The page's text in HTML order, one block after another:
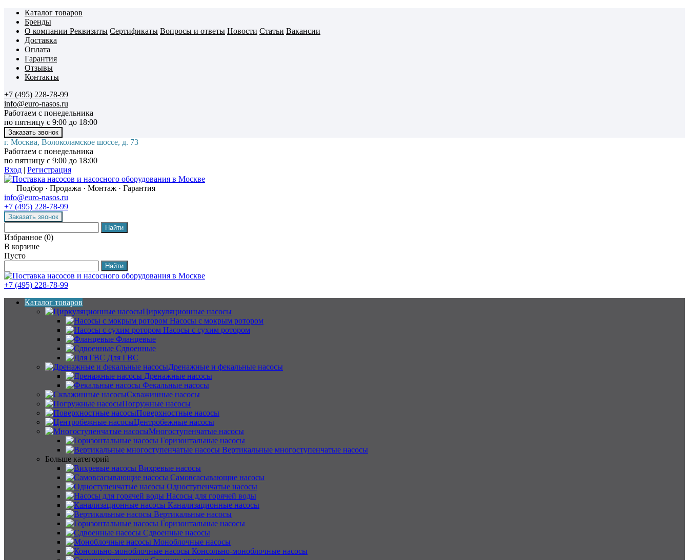
Каталог товаров
Бренды
О компании Реквизиты Сертификаты Вопросы и ответы Новости Статьи Вакансии
Доставка
Оплата
Гарантия
Отзывы
Контакты
+7 (495) 228-78-99
info@euro-nasos.ru
Работаем с понедельника
по пятницу с 9:00 до 18:00
г. Москва, Волоколамское шоссе, д. 73
Работаем с понедельника
по пятницу с 9:00 до 18:00
Вход | Регистрация
Подбор · Продажа · Монтаж · Гарантия
info@euro-nasos.ru
+7 (495) 228-78-99
Избранное (0)
В корзине
Пусто
+7 (495) 228-78-99
Каталог товаров
Циркуляционные насосы
Насосы с мокрым ротором
Насосы с сухим ротором
Фланцевые
Сдвоенные
Для ГВС
Дренажные и фекальные насосы
Дренажные насосы
Фекальные насосы
Скважинные насосы
Погружные насосы
Поверхностные насосы
Центробежные насосы
Многоступенчатые насосы
Горизонтальные насосы
Вертикальные многоступенчатые насосы
Больше категорий
Вихревые насосы
Самовсасывающие насосы
Одноступенчатые насосы
Насосы для горячей воды
Канализационные насосы
Вертикальные насосы
Горизонтальные насосы
Сдвоенные насосы
Моноблочные насосы
Консольно-моноблочные насосы